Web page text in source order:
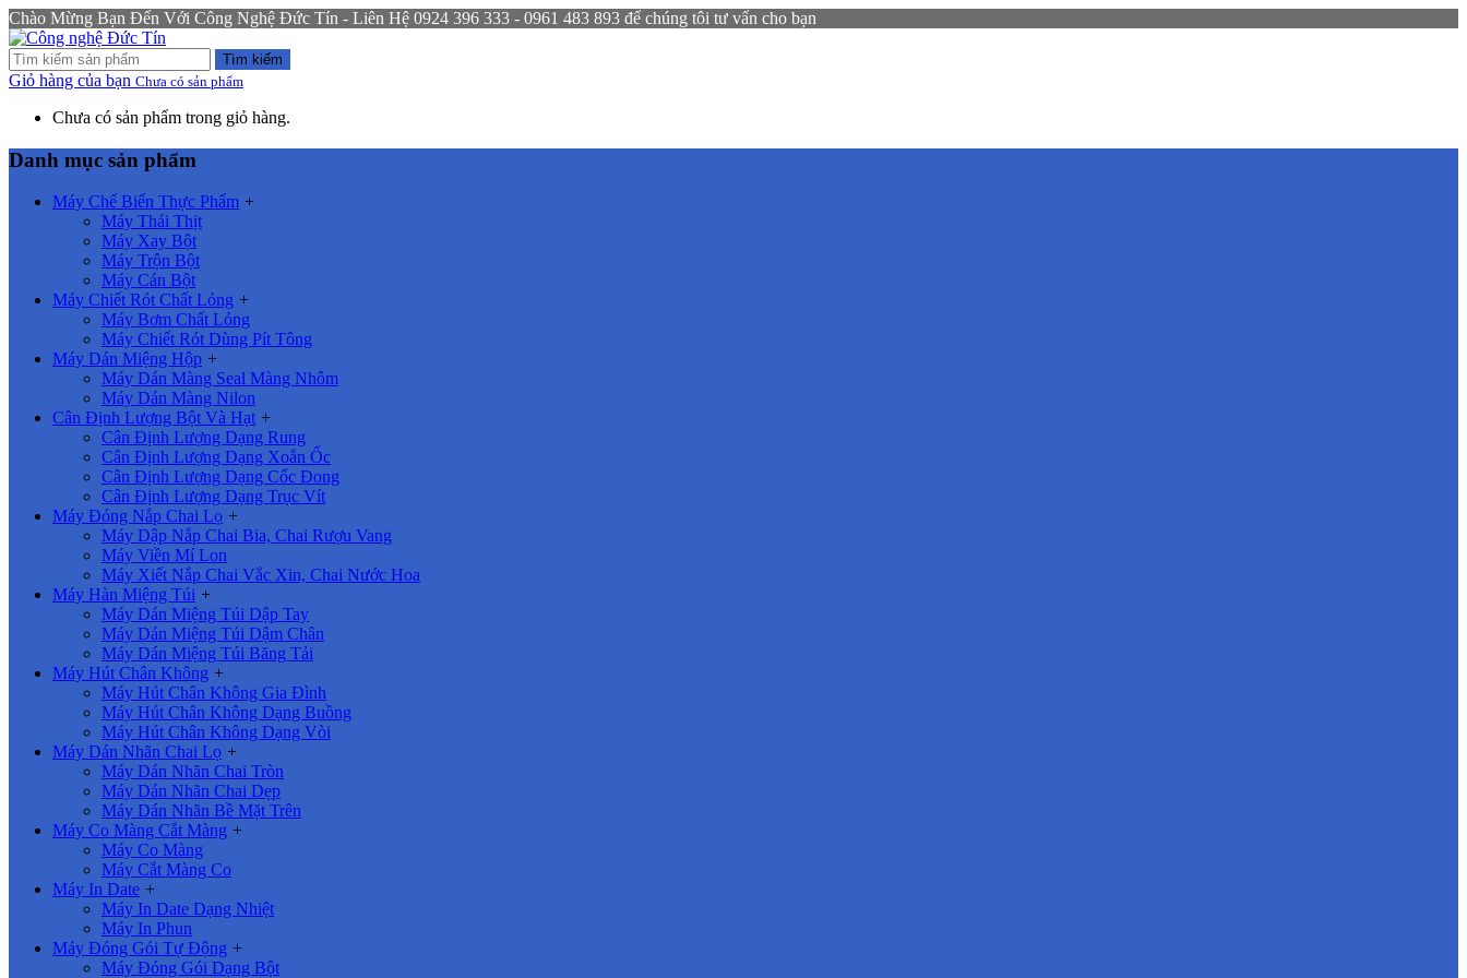
Chào Mừng Bạn Đến Với Công Nghệ Đức Tín - Liên Hệ 0924 396 333 - 0961 483 893 để chúng tôi tư vấn cho bạn
Tìm kiếm
Giỏ hàng của bạn Chưa có sản phẩm
Chưa có sản phẩm trong giỏ hàng.
Danh mục sản phẩm
Máy Chế Biến Thực Phẩm +
Máy Thái Thịt
Máy Xay Bột
Máy Trộn Bột
Máy Cán Bột
Máy Chiết Rót Chất Lỏng +
Máy Bơm Chất Lỏng
Máy Chiết Rót Dùng Pít Tông
Máy Dán Miệng Hộp +
Máy Dán Màng Seal Màng Nhôm
Máy Dán Màng Nilon
Cân Định Lượng Bột Và Hạt +
Cân Định Lượng Dạng Rung
Cân Định Lượng Dạng Xoắn Ốc
Cân Định Lượng Dạng Cốc Đong
Cân Định Lượng Dạng Trục Vít
Máy Đóng Nắp Chai Lọ +
Máy Dập Nắp Chai Bia, Chai Rượu Vang
Máy Viền Mí Lon
Máy Xiết Nắp Chai Vắc Xin, Chai Nước Hoa
Máy Hàn Miệng Túi +
Máy Dán Miệng Túi Dập Tay
Máy Dán Miệng Túi Dậm Chân
Máy Dán Miệng Túi Băng Tải
Máy Hút Chân Không +
Máy Hút Chân Không Gia Đình
Máy Hút Chân Không Dạng Buồng
Máy Hút Chân Không Dạng Vòi
Máy Dán Nhãn Chai Lọ +
Máy Dán Nhãn Chai Tròn
Máy Dán Nhãn Chai Dẹp
Máy Dán Nhãn Bề Mặt Trên
Máy Co Màng Cắt Màng +
Máy Co Màng
Máy Cắt Màng Co
Máy In Date +
Máy In Date Dạng Nhiệt
Máy In Phun
Máy Đóng Gói Tự Động +
Máy Đóng Gói Dạng Bột